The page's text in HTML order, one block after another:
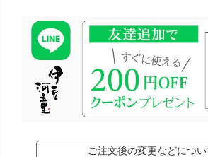
ご注文後の変更などにつ